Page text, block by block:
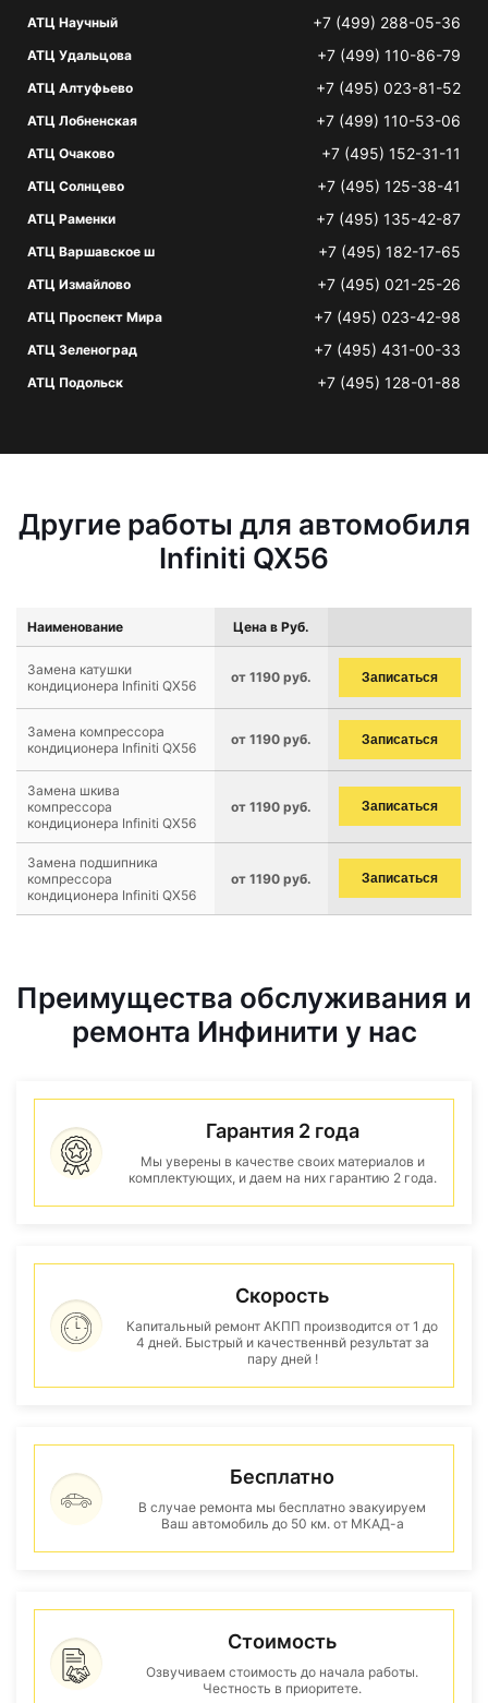
АТЦ Научный +7 (499) 288-05-36
АТЦ Удальцова +7 (499) 110-86-79
АТЦ Алтуфьево +7 (495) 023-81-52
АТЦ Лобненская +7 (499) 110-53-06
АТЦ Очаково +7 (495) 152-31-11
АТЦ Солнцево +7 (495) 125-38-41
АТЦ Раменки +7 (495) 135-42-87
АТЦ Варшавское ш +7 (495) 182-17-65
АТЦ Измайлово +7 (495) 021-25-26
АТЦ Проспект Мира +7 (495) 023-42-98
АТЦ Зеленоград +7 (495) 431-00-33
АТЦ Подольск +7 (495) 128-01-88
Другие работы для автомобиля
Infiniti QX56
Наименование Цена в Руб.
Замена катушки
кондиционера Infiniti QX56
от 1190 руб. Записаться
Замена компрессора
кондиционера Infiniti QX56
от 1190 руб. Записаться
Замена шкива
компрессора
кондиционера Infiniti QX56
от 1190 руб. Записаться
Замена подшипника
компрессора
кондиционера Infiniti QX56
от 1190 руб. Записаться
Преимущества обслуживания и
ремонта Инфинити у нас
Гарантия 2 года
Мы уверены в качестве своих материалов и
комплектующих, и даем на них гарантию 2 года.
Скорость
Капитальный ремонт АКПП производится от 1 до
4 дней. Быстрый и качественнвй результат за
пару дней !
Бесплатно
В случае ремонта мы бесплатно эвакуируем
Ваш автомобиль до 50 км. от МКАД-а
Стоимость
Озвучиваем стоимость до начала работы.
Честность в приоритете.